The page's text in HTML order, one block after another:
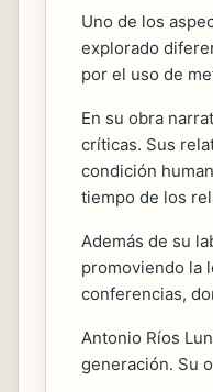
Uno de los
explorado
por el uso de
En su obra
críticas. Sus
condición
tiempo de los
Además de su
promoviendo la
conferencias,
Antonio Ríos
generación. Su